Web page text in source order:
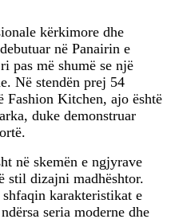
kërkimore dhe
në Panairin e
pas më shumë se një
Në stendën prej 54
Fashion Kitchen, ajo është
duke demonstruar
në skemën e ngjyrave
stil dizajni madhështor.
karakteristikat e
seria moderne dhe